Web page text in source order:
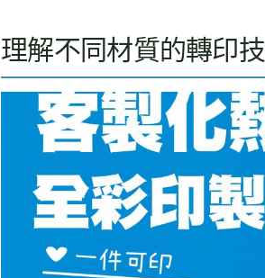
理解不同材質的轉印